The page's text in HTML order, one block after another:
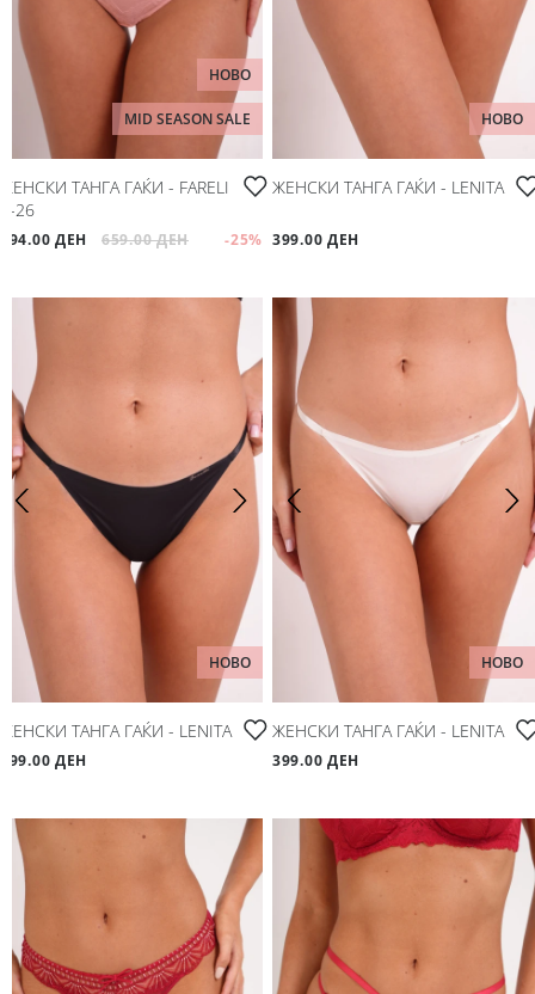
НОВО
MID SEASON SALE
ЖЕНСКИ ТАНГА ГАЌИ - FARELI
P-26
494.00 ДЕН 659.00 ДЕН -25%
НОВО
ЖЕНСКИ ТАНГА ГАЌИ - LENITA
399.00 ДЕН
НОВО
ЖЕНСКИ ТАНГА ГАЌИ - LENITA
399.00 ДЕН
НОВО
ЖЕНСКИ ТАНГА ГАЌИ - LENITA
399.00 ДЕН